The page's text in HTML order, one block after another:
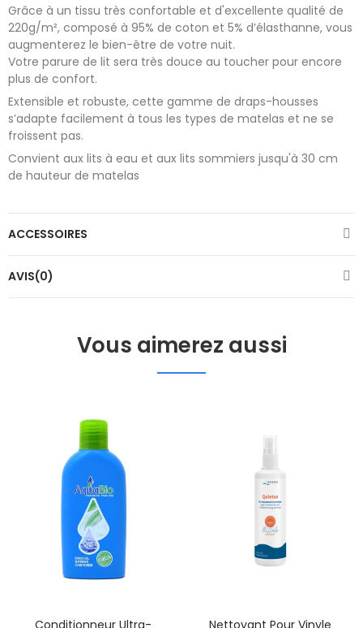
Grâce à un tissu très confortable et d'excellente qualité de
220g/m², composé à 95% de coton et 5% d’élasthanne, vous
augmenterez le bien-être de votre nuit.
Votre parure de lit sera très douce au toucher pour encore
plus de confort.
Extensible et robuste, cette gamme de draps-housses
s’adapte facilement à tous les types de matelas et ne se
froissent pas.
Convient aux lits à eau et aux lits sommiers jusqu'à 30 cm
de hauteur de matelas
ACCESSOIRES
AVIS(0)
Vous aimerez aussi